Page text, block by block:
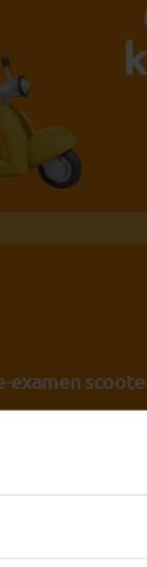
examen
pakketten